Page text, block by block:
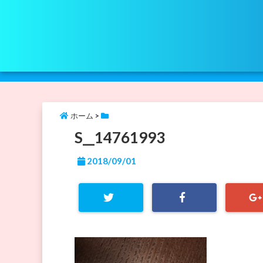
ホーム >
S__14761993
2018/09/01